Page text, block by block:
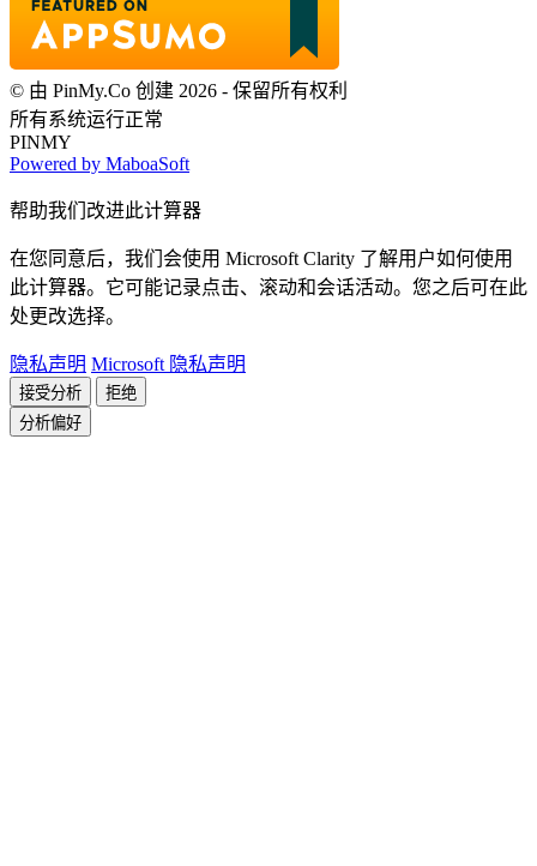
© 由 PinMy.Co 创建 2026 - 保留所有权利
所有系统运行正常
PINMY
Powered by MaboaSoft
帮助我们改进此计算器
在您同意后，我们会使用 Microsoft Clarity 了解用户如何使用
此计算器。它可能记录点击、滚动和会话活动。您之后可在此
处更改选择。
隐私声明 Microsoft 隐私声明
接受分析
拒绝
分析偏好